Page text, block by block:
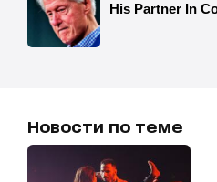
Новости по теме